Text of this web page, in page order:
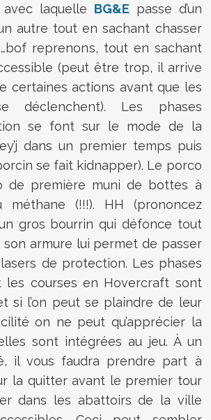
laquelle BG&E passe d’un
autre tout en sachant chasser
reprenons, tout en sachant
(peut être trop, il arrive
certaines actions avant que les
déclenchent). Les phases
se font sur le mode de la
dans un premier temps puis
se fait kidnapper). Le porco
de première muni de bottes à
méthane (!!!). HH (prononcez
gros bourrin qui défonce tout
armure lui permet de passer
de protection. Les phases
les courses en Hovercraft sont
si l’on peut se plaindre de leur
on ne peut qu’apprécier la
sont intégrées au jeu. À un
il vous faudra prendre part à
la quitter avant le premier tour
dans les abattoirs de la ville